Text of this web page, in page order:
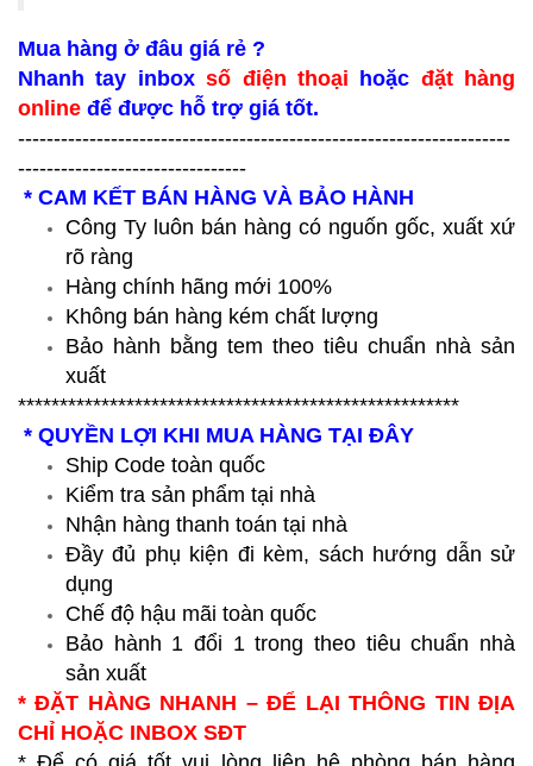
Mua hàng ở đâu giá rẻ ?
Nhanh tay inboxsố điện thoại hoặc đặt hàng
online để được hỗ trợ giá tốt.
---------------------------------------------------------------------
--------------------------------
* CAM KẾT BÁN HÀNG VÀ BẢO HÀNH
Công Ty luôn bán hàng có nguốn gốc, xuất xứ
rõ ràng
Hàng chính hãng mới 100%
Không bán hàng kém chất lượng
Bảo hành bằng tem theo tiêu chuẩn nhà sản
xuất
*****************************************************
* QUYỀN LỢI KHI MUA HÀNG TẠI ĐÂY
Ship Code toàn quốc
Kiểm tra sản phẩm tại nhà
Nhận hàng thanh toán tại nhà
Đầy đủ phụ kiện đi kèm, sách hướng dẫn sử
dụng
Chế độ hậu mãi toàn quốc
Bảo hành 1 đổi 1 trong theo tiêu chuẩn nhà
sản xuất
* ĐẶT HÀNG NHANH – ĐỂ LẠI THÔNG TIN ĐỊA
CHỈ HOẶC INBOX SĐT